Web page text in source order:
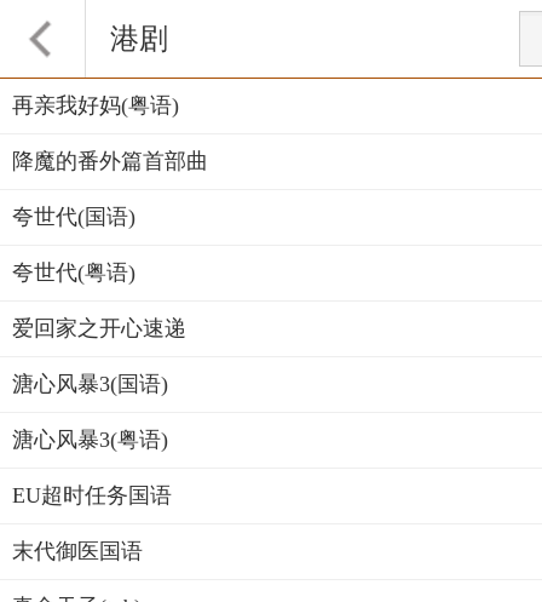
港剧
再亲我好妈(粤语)
降魔的番外篇首部曲
夸世代(国语)
夸世代(粤语)
爱回家之开心速递
溏心风暴3(国语)
溏心风暴3(粤语)
EU超时任务国语
末代御医国语